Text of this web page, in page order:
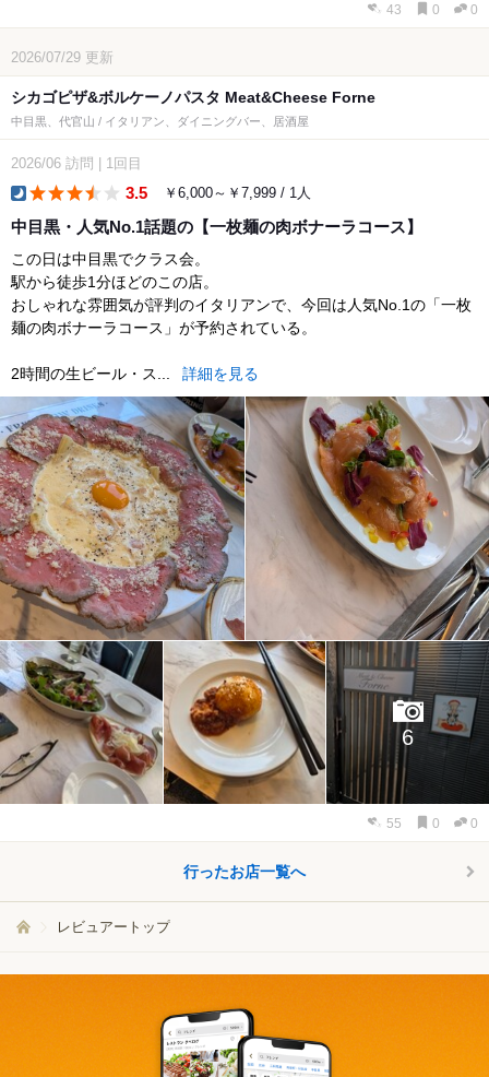
43 0 0
2026/07/29 更新
シカゴピザ&ボルケーノパスタ Meat&Cheese Forne
中目黒、代官山 / イタリアン、ダイニングバー、居酒屋
2026/06 訪問 | 1回目
3.5 ￥6,000～￥7,999 / 1人
中目黒・人気No.1話題の【一枚麺の肉ボナーラコース】
この日は中目黒でクラス会。
駅から徒歩1分ほどのこの店。
おしゃれな雰囲気が評判のイタリアンで、今回は人気No.1の「一枚
麺の肉ボナーラコース」が予約されている。
2時間の生ビール・ス... 詳細を見る
6
55 0 0
行ったお店一覧へ
レビュアートップ